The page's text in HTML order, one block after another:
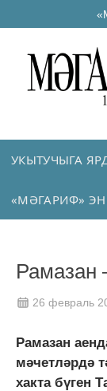
УКЫТУЧЫГА
«МӘГАРИФ»
Рамазан
26 февраль
Рамазан
мәчетләрдә
хакта бүген